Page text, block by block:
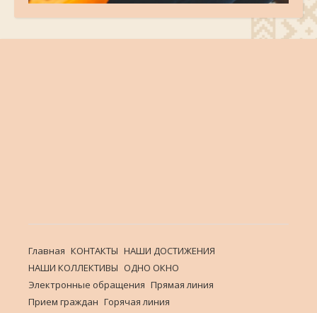
Главная КОНТАКТЫ НАШИ ДОСТИЖЕНИЯ
НАШИ КОЛЛЕКТИВЫ ОДНО ОКНО
Электронные обращения Прямая линия
Прием граждан Горячая линия